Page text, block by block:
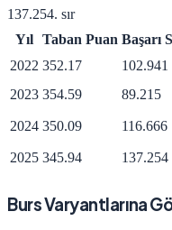
137.254. sır
Yıl Taban Puan Başarı
2022 352.17 102.941
2023 354.59 89.215
2024 350.09 116.666
2025 345.94 137.254
Burs Varyantlarına